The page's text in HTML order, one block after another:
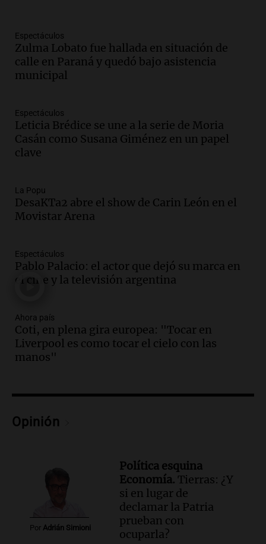
de Casa del Encuentro
Panorama Federal
Episodios
Audio.
Procrear en la provincia
Panorama Federal
Episodios
Audio.
Panorama Federal
Episodios
Audio.La comunidad boliviana en Salta:
Marocco
Panorama Federal
Episodios
custodia en Salta
Panorama Federal
Episodios
importantes
Episodios
La Argentina Posible
Episodios
Ganó una beca en la secundaria,
se mudó a Córdoba y hoy lleva la
bandera de la universidad
Espectáculos
Zulma Lobato fue hallada en situación de
calle en Paraná y quedó bajo asistencia
municipal
Espectáculos
Leticia Brédice se une a la serie de Moria
Casán como Susana Giménez en un papel
clave
La Popu
DesaKTa2 abre el show de Carin León en el
Movistar Arena
Espectáculos
Pablo Palacio: el actor que dejó su marca en
el cine y la televisión argentina
Ahora país
Coti, en plena gira europea: "Tocar en
Liverpool es como tocar el cielo con las
manos"
Opinión
Por Adrián Simioni
Política esquina
Economía. Tierras: ¿Y
si en lugar de
declamar la Patria
prueban con
ocuparla?